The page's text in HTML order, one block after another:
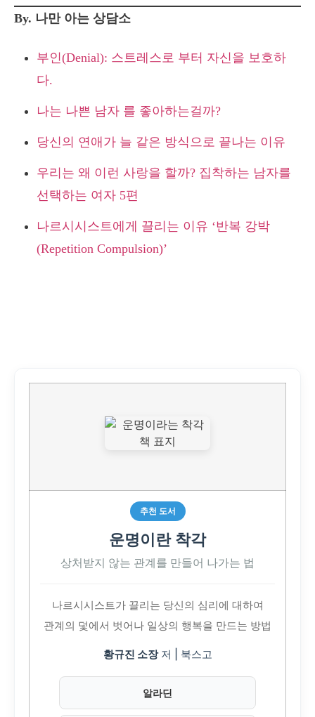
By. 나만 아는 상담소
부인(Denial): 스트레스로 부터 자신을 보호하
다.
나는 나쁜 남자 를 좋아하는걸까?
당신의 연애가 늘 같은 방식으로 끝나는 이유
우리는 왜 이런 사랑을 할까? 집착하는 남자를
선택하는 여자 5편
나르시시스트에게 끌리는 이유 ‘반복 강박
(Repetition Compulsion)’
추천 도서
운명이란 착각
상처받지 않는 관계를 만들어 나가는 법
나르시시스트가 끌리는 당신의 심리에 대하여
관계의 덫에서 벗어나 일상의 행복을 만드는 방법
황규진 소장저 | 북스고
알라딘